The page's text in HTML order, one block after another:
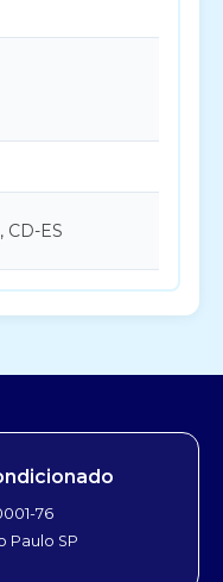
CD-ES
76
Paulo SP